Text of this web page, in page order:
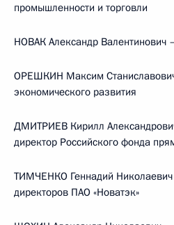
промышленности и торговли
НОВАК Александр Валентинович
ОРЕШКИН Максим
экономического развития
ДМИТРИЕВ Кирилл
директор Российского фонда
ТИМЧЕНКО Геннадий Николаевич
директоров ПАО «Новатэк»